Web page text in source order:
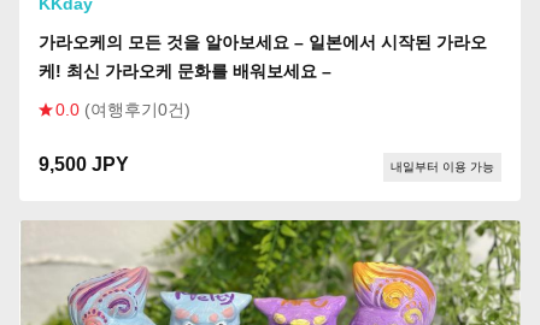
KKday
가라오케의 모든 것을 알아보세요 – 일본에서 시작된 가라오
케! 최신 가라오케 문화를 배워보세요 –
0.0 (여행후기0건)
9,500 JPY 내일부터 이용 가능